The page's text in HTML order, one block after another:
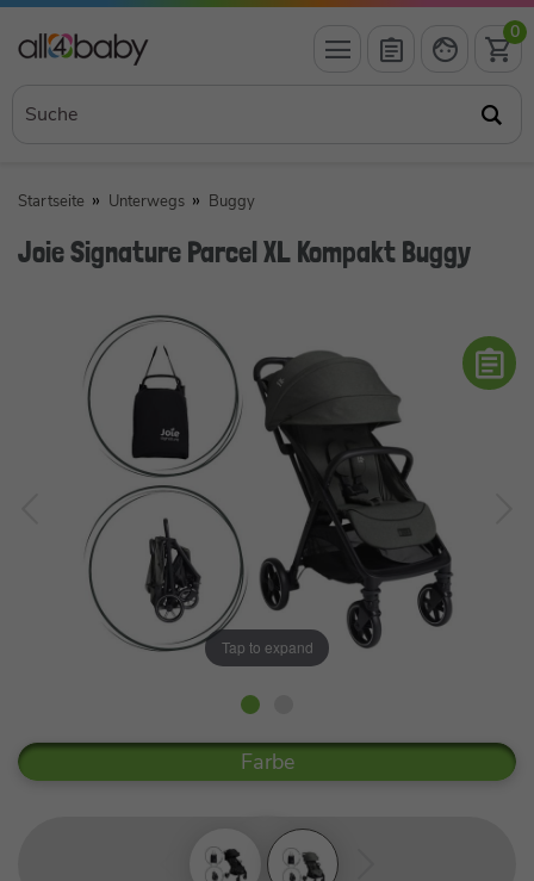
0
Startseite Unterwegs Buggy
Joie Signature Parcel XL Kompakt Buggy
Tap to expand
Farbe